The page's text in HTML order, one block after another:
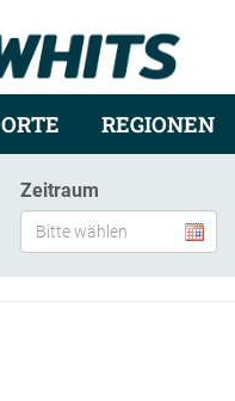
ORTE REGIONEN
Zeitraum